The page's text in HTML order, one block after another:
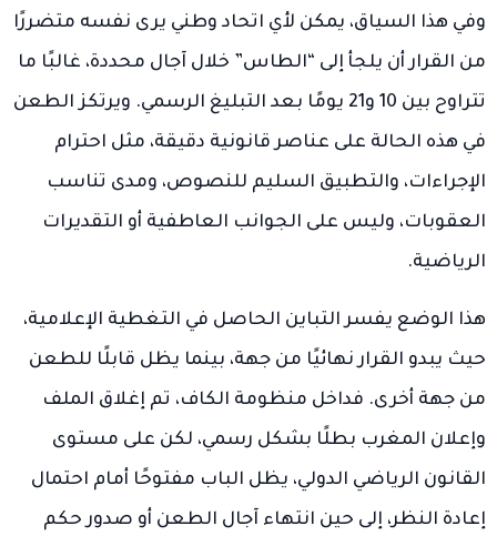
وفي هذا السياق، يمكن لأي اتحاد وطني يرى نفسه متضررًا
من القرار أن يلجأ إلى “الطاس” خلال آجال محددة، غالبًا ما
تتراوح بين 10 و21 يومًا بعد التبليغ الرسمي. ويرتكز الطعن
في هذه الحالة على عناصر قانونية دقيقة، مثل احترام
الإجراءات، والتطبيق السليم للنصوص، ومدى تناسب
العقوبات، وليس على الجوانب العاطفية أو التقديرات
الرياضية.
هذا الوضع يفسر التباين الحاصل في التغطية الإعلامية،
حيث يبدو القرار نهائيًا من جهة، بينما يظل قابلًا للطعن
من جهة أخرى. فداخل منظومة الكاف، تم إغلاق الملف
وإعلان المغرب بطلًا بشكل رسمي، لكن على مستوى
القانون الرياضي الدولي، يظل الباب مفتوحًا أمام احتمال
إعادة النظر، إلى حين انتهاء آجال الطعن أو صدور حكم